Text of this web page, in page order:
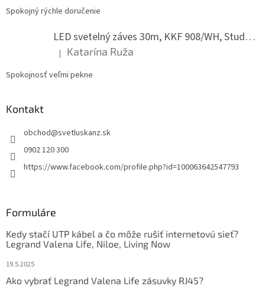
Spokojný rýchle doručenie
LED svetelný záves 30m, KKF 908/WH, Studená biela
Hodnotenie produktu je 5 z 5 hviezdičiek.
| Katarína Ruža
Spokojnosť veľmi pekne
Kontakt
obchod@svetluskanz.sk
0902 120 300
https://www.facebook.com/profile.php?id=100063642547793
Formuláre
Kedy stačí UTP kábel a čo môže rušiť internetovú sieť?
Legrand Valena Life, Niloe, Living Now
19.5.2025
Ako vybrať Legrand Valena Life zásuvky RJ45?